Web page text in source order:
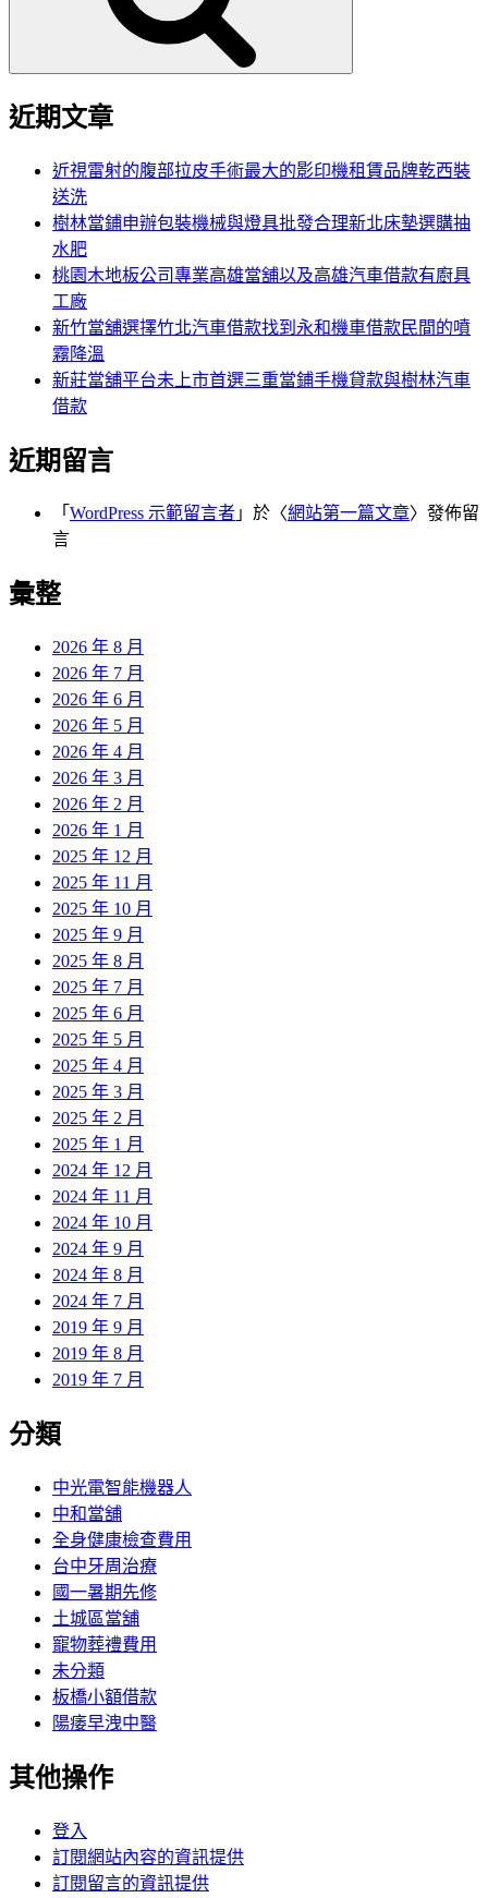
近期文章
近視雷射的腹部拉皮手術最大的影印機租賃品牌乾西裝
送洗
樹林當鋪申辦包裝機械與燈具批發合理新北床墊選購抽
水肥
桃園木地板公司專業高雄當舖以及高雄汽車借款有廚具
工廠
新竹當舖選擇竹北汽車借款找到永和機車借款民間的噴
霧降溫
新莊當舖平台未上市首選三重當鋪手機貸款與樹林汽車
借款
近期留言
「 WordPress 示範留言者 」於〈網站第一篇文章〉發佈留
言
彙整
2026 年 8 月
2026 年 7 月
2026 年 6 月
2026 年 5 月
2026 年 4 月
2026 年 3 月
2026 年 2 月
2026 年 1 月
2025 年 12 月
2025 年 11 月
2025 年 10 月
2025 年 9 月
2025 年 8 月
2025 年 7 月
2025 年 6 月
2025 年 5 月
2025 年 4 月
2025 年 3 月
2025 年 2 月
2025 年 1 月
2024 年 12 月
2024 年 11 月
2024 年 10 月
2024 年 9 月
2024 年 8 月
2024 年 7 月
2019 年 9 月
2019 年 8 月
2019 年 7 月
分類
中光電智能機器人
中和當舖
全身健康檢查費用
台中牙周治療
國一暑期先修
土城區當舖
寵物葬禮費用
未分類
板橋小額借款
陽痿早洩中醫
其他操作
登入
訂閱網站內容的資訊提供
訂閱留言的資訊提供